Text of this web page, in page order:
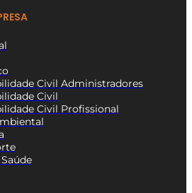
Civil Administradores
Civil
Civil Profissional